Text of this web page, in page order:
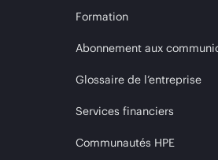
Formation
Abonnement aux
Glossaire de l’entreprise
Services financiers
Communautés HPE